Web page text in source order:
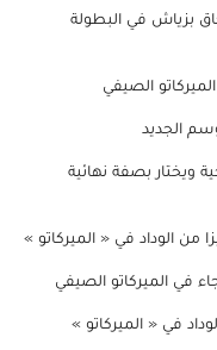
بزياش في البطولة
الصيفي
الجديد
ويختار بصفة نهائية
من الوداد في « الميركاتو »
في الميركاتو الصيفي
في « الميركاتو »